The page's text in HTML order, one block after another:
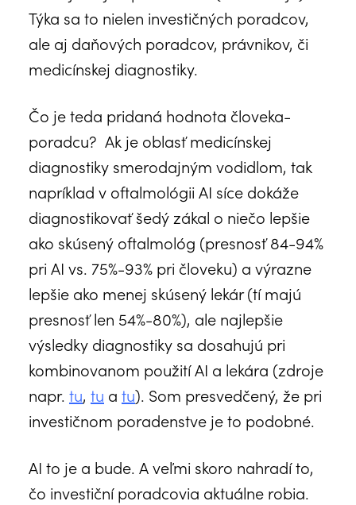
Týka sa to nielen investičných poradcov,
ale aj daňových poradcov, právnikov, či
medicínskej diagnostiky.
Čo je teda pridaná hodnota človeka-
poradcu? Ak je oblasť medicínskej
diagnostiky smerodajným vodidlom, tak
napríklad v oftalmológii AI síce dokáže
diagnostikovať šedý zákal o niečo lepšie
ako skúsený oftalmológ (presnosť 84-94%
pri AI vs. 75%-93% pri človeku) a výrazne
lepšie ako menej skúsený lekár (tí majú
presnosť len 54%-80%), ale najlepšie
výsledky diagnostiky sa dosahujú pri
kombinovanom použití AI a lekára (zdroje
napr. tu, tu a tu). Som presvedčený, že pri
investičnom poradenstve je to podobné.
AI to je a bude. A veľmi skoro nahradí to,
čo investiční poradcovia aktuálne robia.